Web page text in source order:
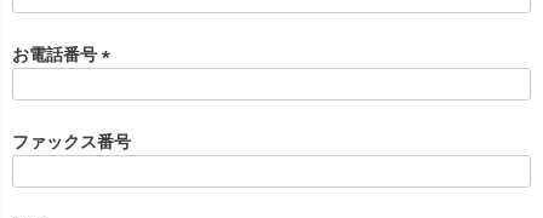
お電話番号
須
)
ファックス番号